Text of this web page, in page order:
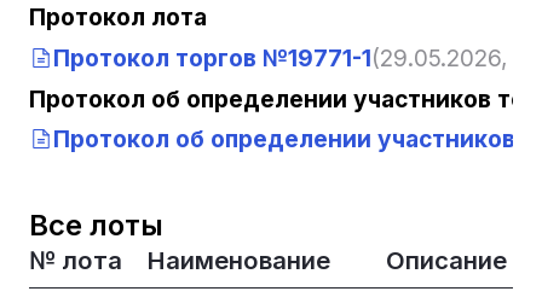
Протокол лота
Протокол торгов №19771-1(29.05.2026,
Протокол об определении участников
Протокол об определении участников
Все лоты
№ лота Наименование Описание